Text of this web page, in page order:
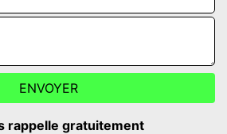
rappelle gratuitement